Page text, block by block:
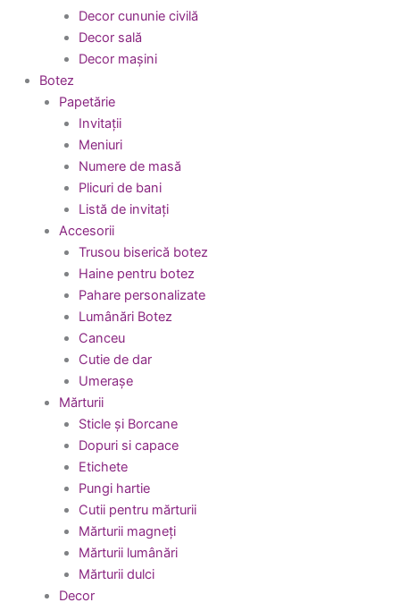
Decor cununie civilă
Decor sală
Decor mașini
Botez
Papetărie
Invitații
Meniuri
Numere de masă
Plicuri de bani
Listă de invitați
Accesorii
Trusou biserică botez
Haine pentru botez
Pahare personalizate
Lumânări Botez
Canceu
Cutie de dar
Umerașe
Mărturii
Sticle și Borcane
Dopuri si capace
Etichete
Pungi hartie
Cutii pentru mărturii
Mărturii magneți
Mărturii lumânări
Mărturii dulci
Decor